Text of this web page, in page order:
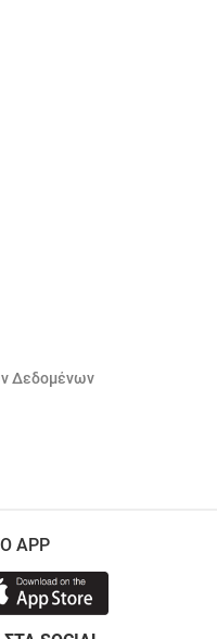
Δεδομένων
APP